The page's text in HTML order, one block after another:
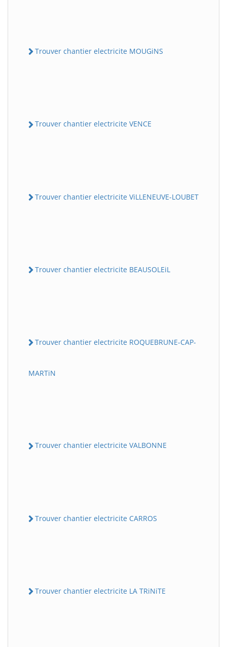
Trouver chantier electricite MOUGiNS
Trouver chantier electricite VENCE
Trouver chantier electricite ViLLENEUVE-LOUBET
Trouver chantier electricite BEAUSOLEiL
Trouver chantier electricite ROQUEBRUNE-CAP-
MARTiN
Trouver chantier electricite VALBONNE
Trouver chantier electricite CARROS
Trouver chantier electricite LA TRiNiTE